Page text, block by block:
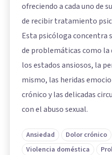
ofreciendo a cada uno de
de recibir tratamiento
Esta psicóloga
de problemáticas como la
los estados ansiosos, la
mismo, las heridas
crónico y las delicadas
con el abuso sexual.
Ansiedad Dolor crónico
Violencia doméstica